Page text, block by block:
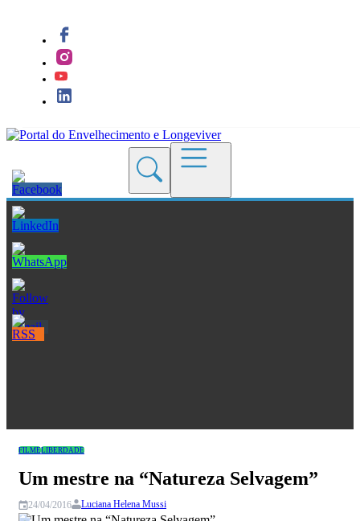
Quem Somos
Seções
FILMELIBERDADE
Um mestre na “Natureza Selvagem”
24/04/2016 Luciana Helena Mussi